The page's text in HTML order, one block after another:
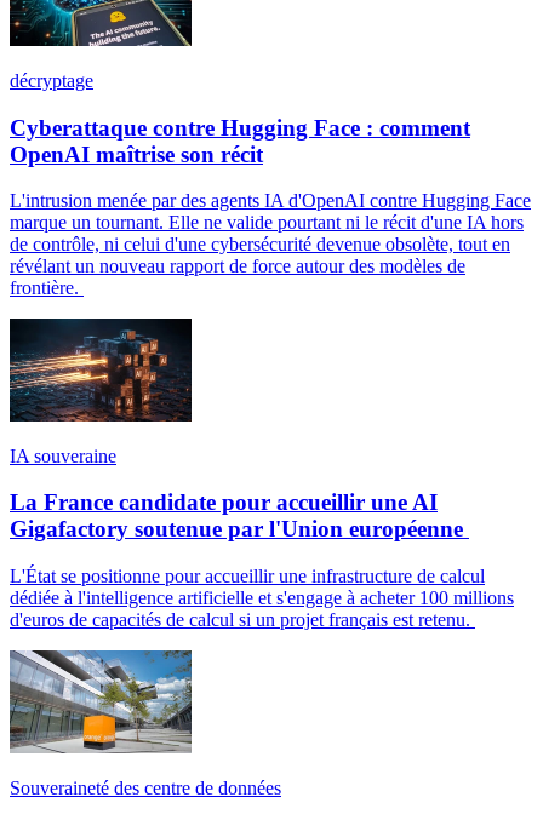
décryptage
Cyberattaque contre Hugging Face : comment
OpenAI maîtrise son récit
L'intrusion menée par des agents IA d'OpenAI contre Hugging Face
marque un tournant. Elle ne valide pourtant ni le récit d'une IA hors
de contrôle, ni celui d'une cybersécurité devenue obsolète, tout en
révélant un nouveau rapport de force autour des modèles de
frontière.
IA souveraine
La France candidate pour accueillir une AI
Gigafactory soutenue par l'Union européenne
L'État se positionne pour accueillir une infrastructure de calcul
dédiée à l'intelligence artificielle et s'engage à acheter 100 millions
d'euros de capacités de calcul si un projet français est retenu.
Souveraineté des centre de données